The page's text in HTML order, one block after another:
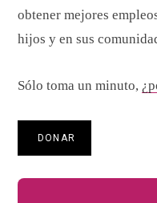
obtener mejores
hijos y en sus
Sólo toma un minuto,
DONAR